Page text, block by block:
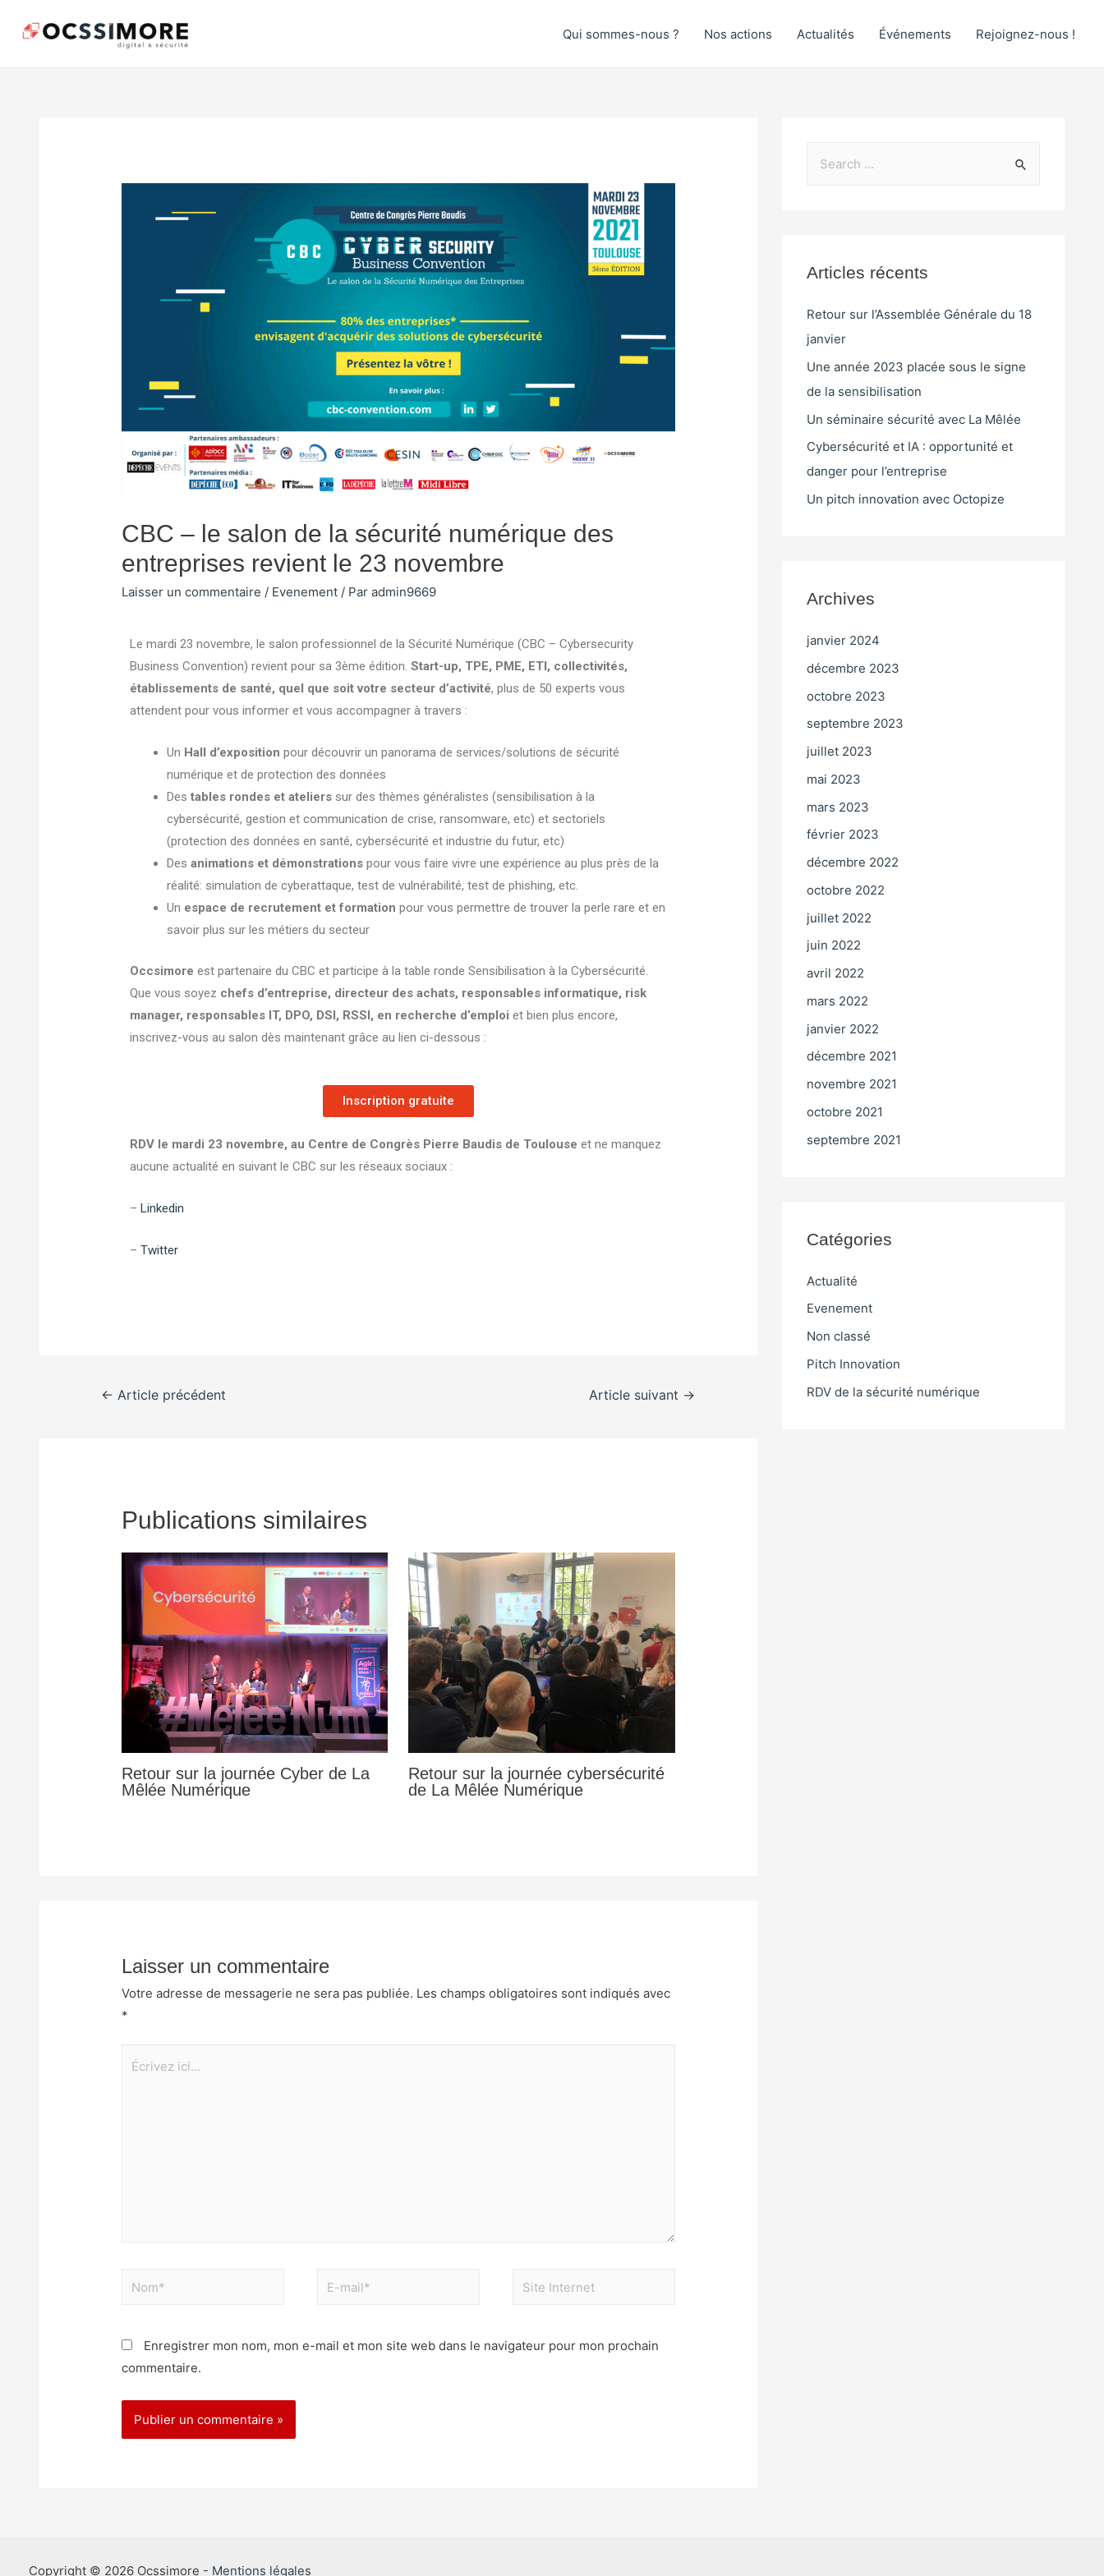
Qui sommes-nous ? Nos actions Actualités Événements Rejoignez-nous !
CBC – le salon de la sécurité numérique des
entreprises revient le 23 novembre
Laisser un commentaire / Evenement/ Par admin9669
Le mardi 23 novembre, le salon professionnel de la Sécurité Numérique (CBC – Cybersecurity
Business Convention) revient pour sa 3ème édition. Start-up, TPE, PME, ETI, collectivités,
établissements de santé, quel que soit votre secteur d’activité, plus de 50 experts vous
attendent pour vous informer et vous accompagner à travers :
Un Hall d’exposition pour découvrir un panorama de services/solutions de sécurité
numérique et de protection des données
Des tables rondes et ateliers sur des thèmes généralistes (sensibilisation à la
cybersécurité, gestion et communication de crise, ransomware, etc) et sectoriels
(protection des données en santé, cybersécurité et industrie du futur, etc)
Des animations et démonstrations pour vous faire vivre une expérience au plus près de la
réalité: simulation de cyberattaque, test de vulnérabilité, test de phishing, etc.
Un espace de recrutement et formation pour vous permettre de trouver la perle rare et en
savoir plus sur les métiers du secteur
Occsimore est partenaire du CBC et participe à la table ronde Sensibilisation à la Cybersécurité.
Que vous soyez chefs d’entreprise, directeur des achats, responsables informatique, risk
manager, responsables IT, DPO, DSI, RSSI, en recherche d’emploi et bien plus encore,
inscrivez-vous au salon dès maintenant grâce au lien ci-dessous :
Inscription gratuite
RDV le mardi 23 novembre, au Centre de Congrès Pierre Baudis de Toulouse et ne manquez
aucune actualité en suivant le CBC sur les réseaux sociaux :
– Linkedin
– Twitter
← Article précédent Article suivant →
Publications similaires
Retour sur la journée Cyber de La
Mêlée Numérique
Retour sur la journée cybersécurité
de La Mêlée Numérique
Laisser un commentaire
Votre adresse de messagerie ne sera pas publiée. Les champs obligatoires sont indiqués avec
*
Enregistrer mon nom, mon e-mail et mon site web dans le navigateur pour mon prochain
commentaire.
Articles récents
Retour sur l’Assemblée Générale du 18
janvier
Une année 2023 placée sous le signe
de la sensibilisation
Un séminaire sécurité avec La Mêlée
Cybersécurité et IA : opportunité et
danger pour l’entreprise
Un pitch innovation avec Octopize
Archives
janvier 2024
décembre 2023
octobre 2023
septembre 2023
juillet 2023
mai 2023
mars 2023
février 2023
décembre 2022
octobre 2022
juillet 2022
juin 2022
avril 2022
mars 2022
janvier 2022
décembre 2021
novembre 2021
octobre 2021
septembre 2021
Catégories
Actualité
Evenement
Non classé
Pitch Innovation
RDV de la sécurité numérique
Copyright © 2026 Ocssimore - Mentions légales